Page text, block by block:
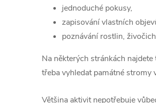
jednoduché pokusy,
zapisování vlastních
poznávání rostlin,
Na některých stránkách najdete
třeba vyhledat památné stromy
Většina aktivit nepotřebuje